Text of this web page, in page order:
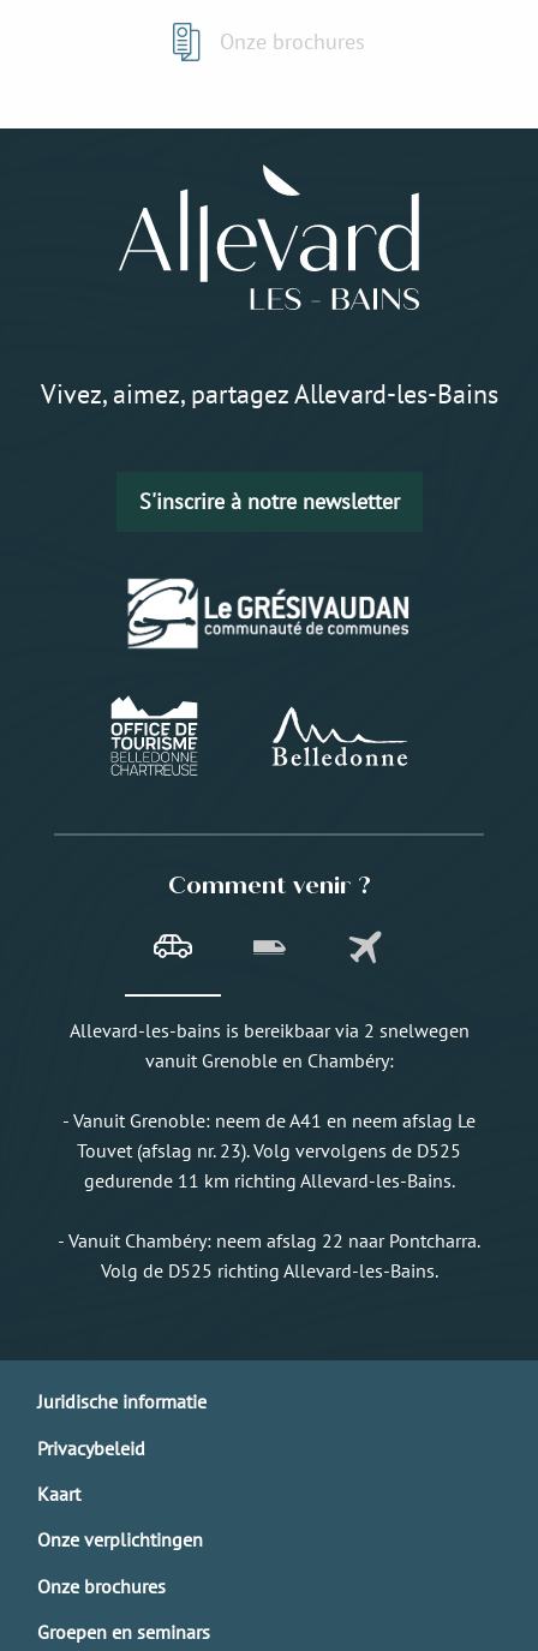
Onze brochures
Vivez, aimez, partagez Allevard-les-Bains
S'inscrire à notre newsletter
Comment venir ?
Allevard-les-bains is bereikbaar via 2 snelwegen
vanuit Grenoble en Chambéry:
- Vanuit Grenoble: neem de A41 en neem afslag Le
Touvet (afslag nr. 23). Volg vervolgens de D525
gedurende 11 km richting Allevard-les-Bains.
- Vanuit Chambéry: neem afslag 22 naar Pontcharra.
Volg de D525 richting Allevard-les-Bains.
Juridische informatie
Privacybeleid
Kaart
Onze verplichtingen
Onze brochures
Groepen en seminars